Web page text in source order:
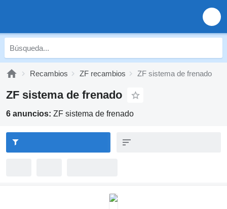
Recambios ZF recambios ZF sistema de frenado
ZF sistema de frenado
6 anuncios: ZF sistema de frenado